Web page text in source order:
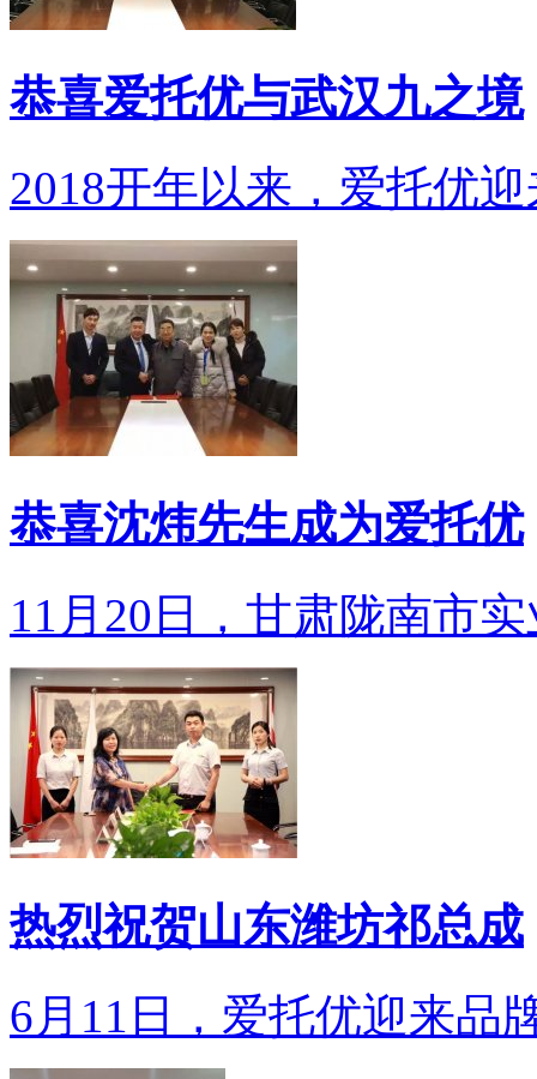
恭喜爱托优与武汉九之境
2018开年以来，爱托优
恭喜沈炜先生成为爱托优
11月20日，甘肃陇南市
热烈祝贺山东潍坊祁总成
6月11日，爱托优迎来品